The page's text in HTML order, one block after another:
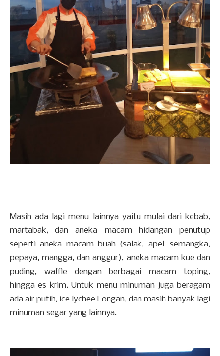
Masih ada lagi menu lainnya yaitu mulai dari kebab,
martabak, dan aneka macam hidangan penutup
seperti aneka macam buah (salak, apel, semangka,
pepaya, mangga, dan anggur), aneka macam kue dan
puding, waffle dengan berbagai macam toping,
hingga es krim. Untuk menu minuman juga beragam
ada air putih, ice lychee Longan, dan masih banyak lagi
minuman segar yang lainnya.